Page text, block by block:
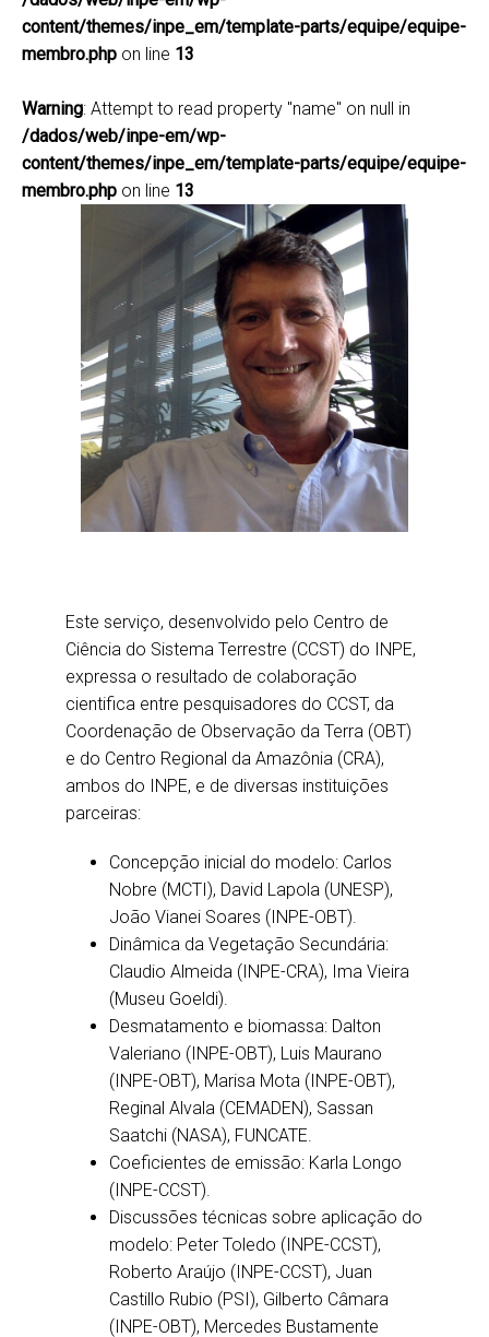
content/themes/inpe_em/template-parts/equipe/equipe-
membro.php on line 13
Warning: Attempt to read property "name" on null in
/dados/web/inpe-em/wp-
content/themes/inpe_em/template-parts/equipe/equipe-
membro.php on line 13
Jean Pierre Henry Balbaud
Ometto
jean.ometto@inpe.br
(12) 3208-7903
Lattes
Este serviço, desenvolvido pelo Centro de
Ciência do Sistema Terrestre (CCST) do INPE,
expressa o resultado de colaboração
cientifica entre pesquisadores do CCST, da
Coordenação de Observação da Terra (OBT)
e do Centro Regional da Amazônia (CRA),
ambos do INPE, e de diversas instituições
parceiras:
Concepção inicial do modelo: Carlos
Nobre (MCTI), David Lapola (UNESP),
João Vianei Soares (INPE-OBT).
Dinâmica da Vegetação Secundária:
Claudio Almeida (INPE-CRA), Ima Vieira
(Museu Goeldi).
Desmatamento e biomassa: Dalton
Valeriano (INPE-OBT), Luis Maurano
(INPE-OBT), Marisa Mota (INPE-OBT),
Reginal Alvala (CEMADEN), Sassan
Saatchi (NASA), FUNCATE.
Coeficientes de emissão: Karla Longo
(INPE-CCST).
Discussões técnicas sobre aplicação do
modelo: Peter Toledo (INPE-CCST),
Roberto Araújo (INPE-CCST), Juan
Castillo Rubio (PSI), Gilberto Câmara
(INPE-OBT), Mercedes Bustamente